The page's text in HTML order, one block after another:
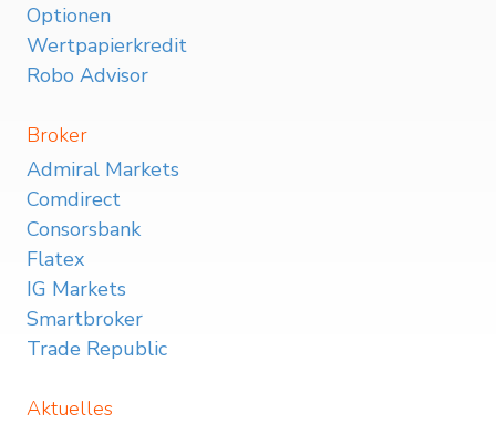
Optionen
Wertpapierkredit
Robo Advisor
Broker
Admiral Markets
Comdirect
Consorsbank
Flatex
IG Markets
Smartbroker
Trade Republic
Aktuelles